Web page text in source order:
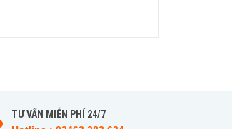
TƯ VẤN MIỄN PHÍ 24/7